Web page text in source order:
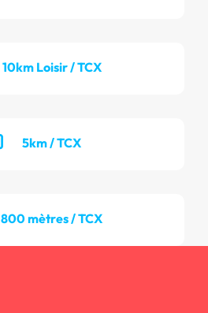
10km Loisir / TCX
5km / TCX
800 mètres / TCX